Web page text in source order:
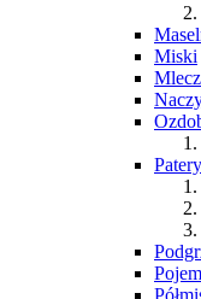
Miski
Patery